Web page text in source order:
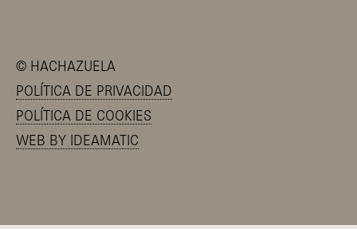
© HACHAZUELA
POLÍTICA DE PRIVACIDAD
POLÍTICA DE COOKIES
WEB BY IDEAMATIC